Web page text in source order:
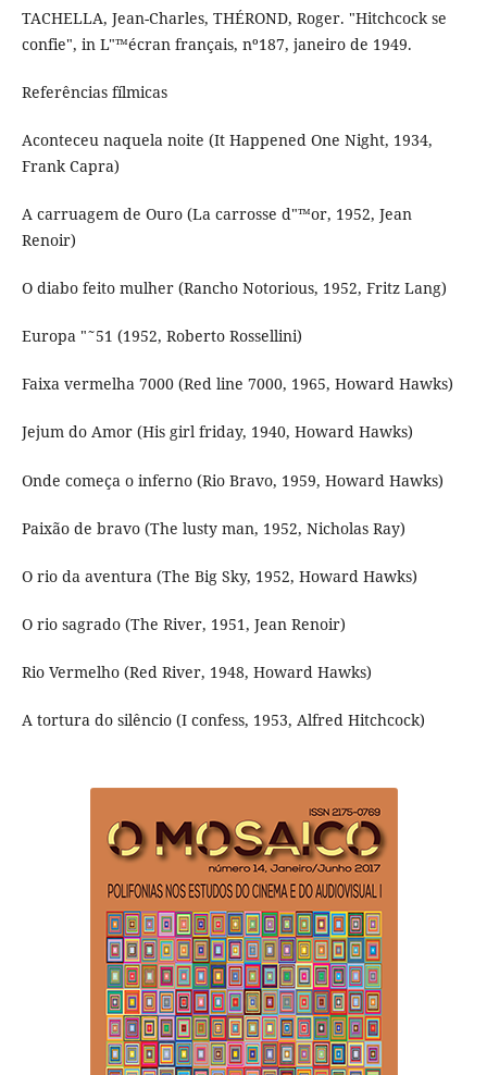
TACHELLA, Jean-Charles, THÉROND, Roger. "Hitchcock se
confie", in L"™écran français, nº187, janeiro de 1949.
Referências fí­lmicas
Aconteceu naquela noite (It Happened One Night, 1934,
Frank Capra)
A carruagem de Ouro (La carrosse d"™or, 1952, Jean
Renoir)
O diabo feito mulher (Rancho Notorious, 1952, Fritz Lang)
Europa "˜51 (1952, Roberto Rossellini)
Faixa vermelha 7000 (Red line 7000, 1965, Howard Hawks)
Jejum do Amor (His girl friday, 1940, Howard Hawks)
Onde começa o inferno (Rio Bravo, 1959, Howard Hawks)
Paixão de bravo (The lusty man, 1952, Nicholas Ray)
O rio da aventura (The Big Sky, 1952, Howard Hawks)
O rio sagrado (The River, 1951, Jean Renoir)
Rio Vermelho (Red River, 1948, Howard Hawks)
A tortura do silêncio (I confess, 1953, Alfred Hitchcock)